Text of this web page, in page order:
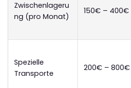
Zwischenlageru
ng (pro Monat)
150€ – 400€
Spezielle
Transporte
200€ – 800€